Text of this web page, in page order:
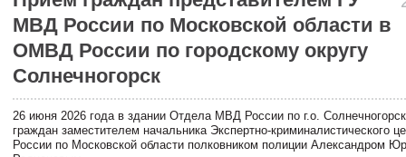
МВД России по Московской области в
ОМВД России по городскому округу
Солнечногорск
26 июня 2026 года в здании Отдела МВД России по г.о.
граждан заместителем начальника Экспертно-криминалистического
России по Московской области полковником полиции Александром